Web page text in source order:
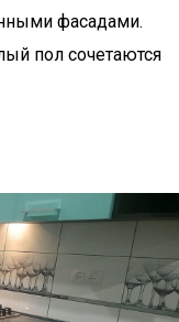
фасадами.
пол сочетаются